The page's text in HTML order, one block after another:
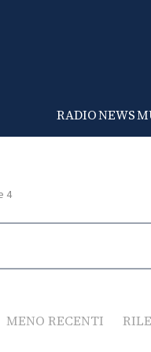
RADIONEWS
4
MENO RECENTI